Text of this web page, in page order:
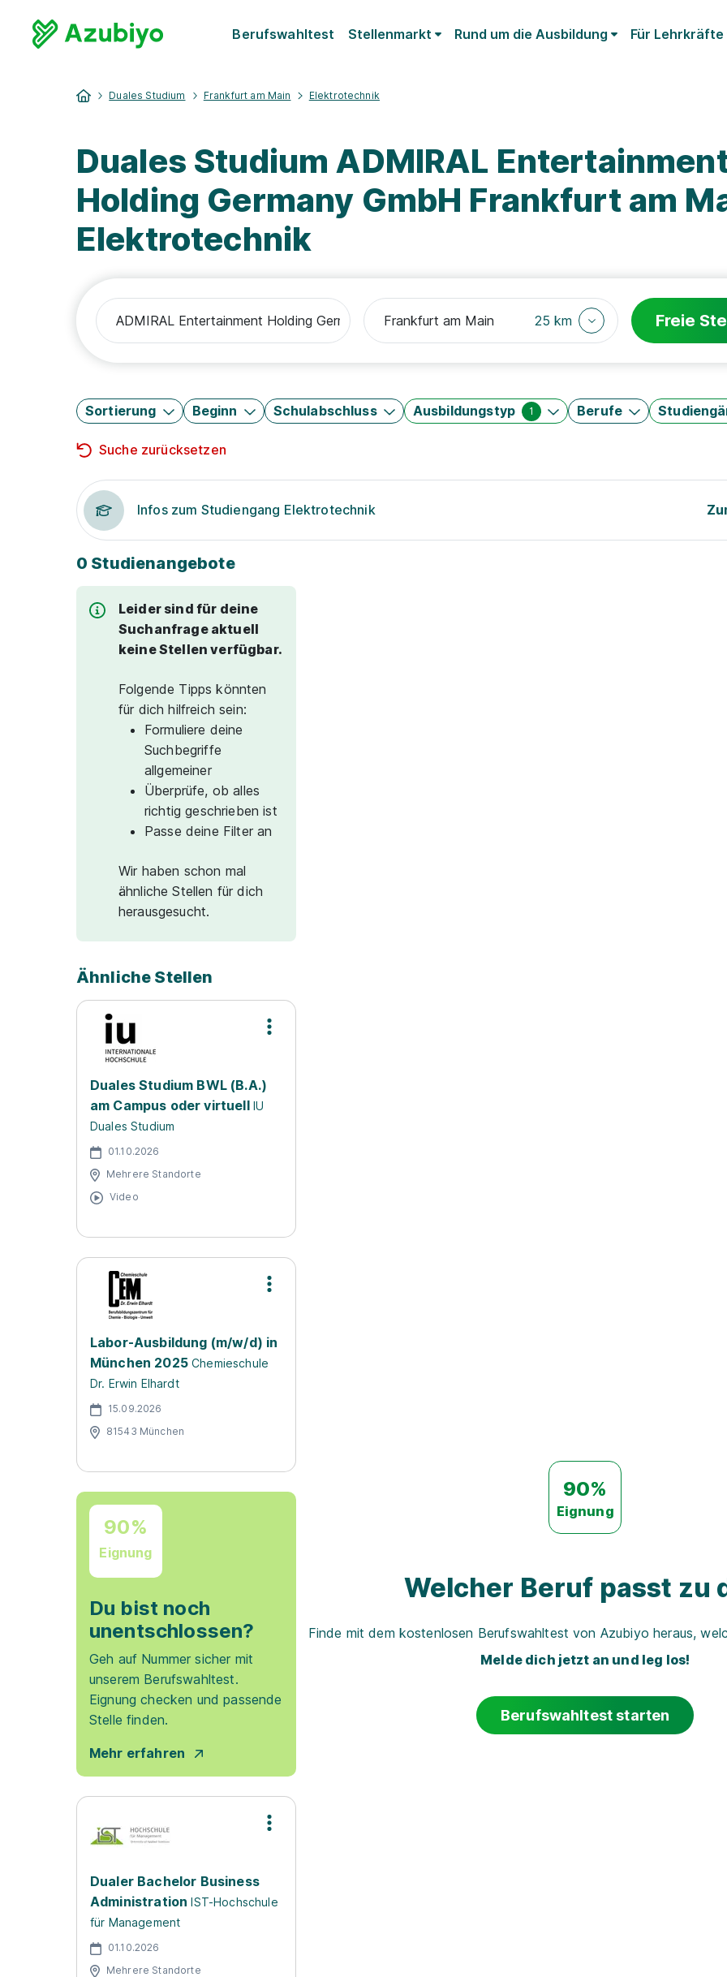
Berufswahltest Stellenmarkt Rund um die Ausbildung Für Lehrkräfte
Duales Studium Frankfurt am Main Elektrotechnik
Duales Studium ADMIRAL
Holding Germany GmbH Frankfurt am
Elektrotechnik
25 km Freie
Sortierung Beginn Schulabschluss Ausbildungstyp 1 Berufe
Suche zurücksetzen
Infos zum Studiengang Elektrotechnik
0 Studienangebote
Leider sind für deine
Suchanfrage aktuell
keine Stellen verfügbar.
Folgende Tipps könnten
für dich hilfreich sein:
Formuliere deine
Suchbegriffe
allgemeiner
Überprüfe, ob alles
richtig geschrieben ist
Passe deine Filter an
Wir haben schon mal
ähnliche Stellen für dich
herausgesucht.
Ähnliche Stellen
Duales Studium BWL (B.A.)
am Campus oder virtuell IU
Duales Studium
01.10.2026
Mehrere Standorte
Video
Labor-Ausbildung (m/w/d) in
München 2025 Chemieschule
Dr. Erwin Elhardt
15.09.2026
81543 München
90%
Eignung
Du bist noch
unentschlossen?
Geh auf Nummer sicher mit
unserem Berufswahltest.
Eignung checken und passende
Stelle finden.
Mehr erfahren
Dualer Bachelor Business
Administration IST-Hochschule
für Management
01.10.2026
Mehrere Standorte
90%
Eignung
Welcher Beruf passt zu
Finde mit dem kostenlosen Berufswahltest von Azubiyo heraus,
Melde dich jetzt an und leg los!
Berufswahltest starten